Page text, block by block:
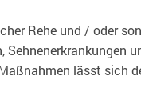
Rehe und / oder
Sehnenerkrankungen
lässt sich